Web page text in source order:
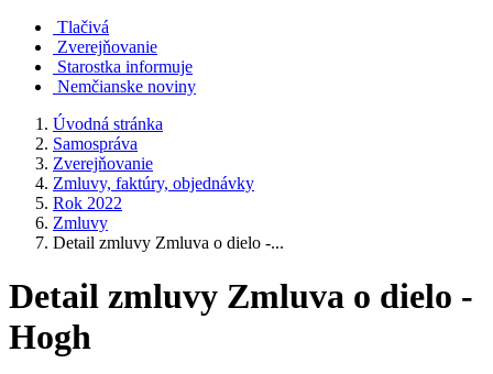
Tlačivá
Zverejňovanie
Starostka informuje
Nemčianske noviny
Úvodná stránka
Samospráva
Zverejňovanie
Zmluvy, faktúry, objednávky
Rok 2022
Zmluvy
Detail zmluvy Zmluva o dielo -...
Detail zmluvy Zmluva o dielo -
Hogh